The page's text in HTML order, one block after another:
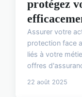
protégez
Assurer votre
protection face
liés à votre
offres
22 août 2025